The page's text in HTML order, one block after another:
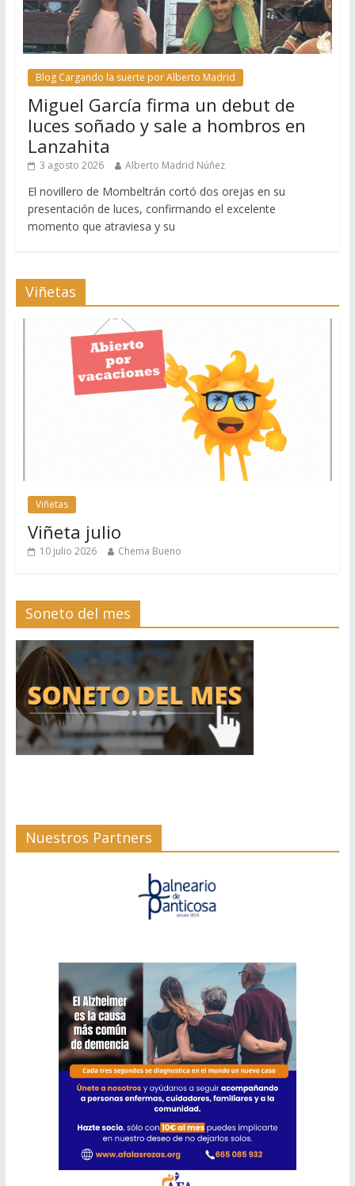
Blog Cargando la suerte por Alberto Madrid
Miguel García firma un debut de
luces soñado y sale a hombros en
Lanzahita
3 agosto 2026 Alberto Madrid Núñez
El novillero de Mombeltrán cortó dos orejas en su
presentación de luces, confirmando el excelente
momento que atraviesa y su
Viñetas
Viñetas
Viñeta julio
10 julio 2026 Chema Bueno
Soneto del mes
Nuestros Partners